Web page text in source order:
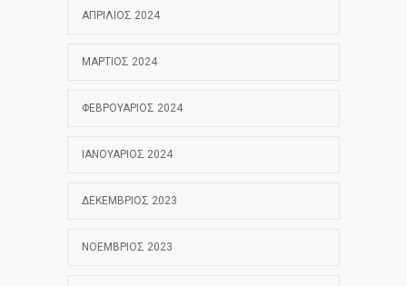
ΑΠΡΊΛΙΟΣ 2024
ΜΆΡΤΙΟΣ 2024
ΦΕΒΡΟΥΆΡΙΟΣ 2024
ΙΑΝΟΥΆΡΙΟΣ 2024
ΔΕΚΈΜΒΡΙΟΣ 2023
ΝΟΈΜΒΡΙΟΣ 2023